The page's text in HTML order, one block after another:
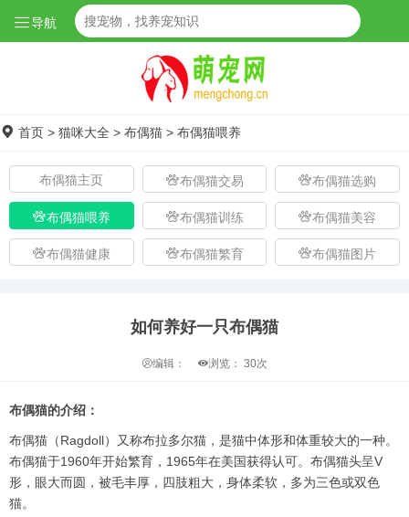
导航
首页 > 猫咪大全 > 布偶猫 > 布偶猫喂养
布偶猫主页 布偶猫交易 布偶猫选购
布偶猫喂养 布偶猫训练 布偶猫美容
布偶猫健康 布偶猫繁育 布偶猫图片
如何养好一只布偶猫
编辑： 浏览： 30次
布偶猫的介绍：
布偶猫（Ragdoll）又称布拉多尔猫，是猫中体形和体重较大的一种。
布偶猫于1960年开始繁育，1965年在美国获得认可。布偶猫头呈V
形，眼大而圆，被毛丰厚，四肢粗大，身体柔软，多为三色或双色
猫。